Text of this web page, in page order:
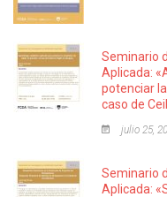
Seminario
Aplicada:
potenciar
caso de
julio 25,
Seminario
Aplicada: